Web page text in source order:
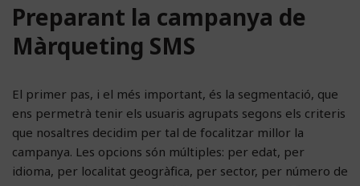
Preparant la campanya de
Màrqueting SMS
El primer pas, i el més important, és la segmentació, que
ens permetrà tenir els usuaris agrupats segons els criteris
que nosaltres decidim per tal de focalitzar millor la
campanya. Les opcions són múltiples: per edat, per
idioma, per localitat geogràfica, per sector, per número de